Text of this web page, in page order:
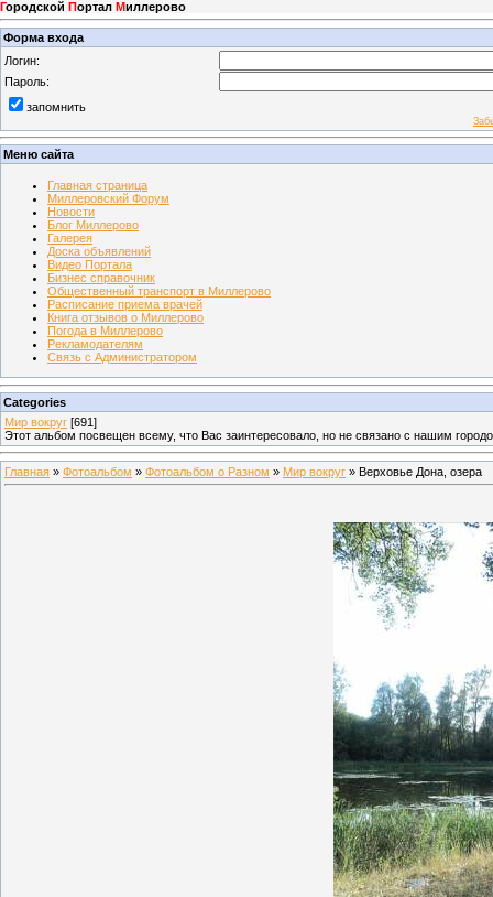
Городской Портал Миллерово
Форма входа
Логин:
Пароль:
запомнить
Меню сайта
Главная страница
Миллеровский Форум
Новости
Блог Миллерово
Галерея
Доска объявлений
Видео Портала
Бизнес справочник
Общественный транспорт в Миллерово
Расписание приема врачей
Книга отзывов о Миллерово
Погода в Миллерово
Рекламодателям
Связь с Администратором
Categories
Мир вокруг [691]
Этот альбом посвещен всему, что Вас заинтересовало, но не связано с нашим
Главная » Фотоальбом » Фотоальбом о Разном » Мир вокруг » Верховье Дона, озера